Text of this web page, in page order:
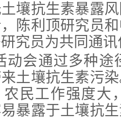
壤抗生素暴露
陈利顶研究员
究员为共同通
动会通过多种途
土壤抗生素污
农民工作强度大
暴露于土壤抗